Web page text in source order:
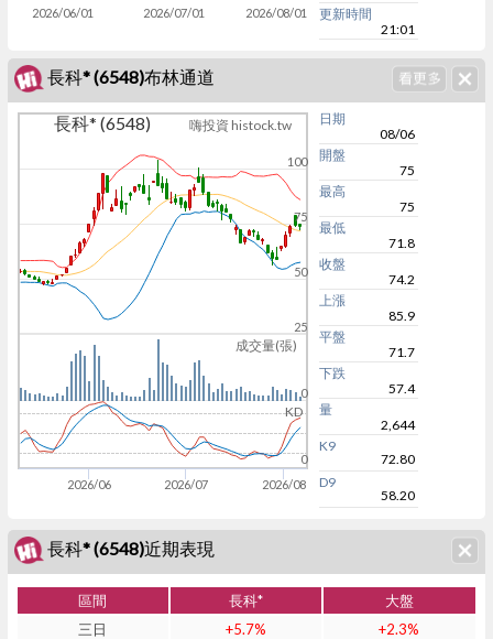
2026/06/01 2026/07/01 2026/08/01
更新時間
21:01
長科* (6548)布林通道
成交量(張)
KD
長科* (6548) 嗨投資 histock.tw
2026/06 2026/07 2026/08
25
50
75
100
0
0
日期
08/06
開盤
75
最高
75
最低
71.8
收盤
74.2
上漲
85.9
平盤
71.7
下跌
57.4
量
2,644
K9
72.80
D9
58.20
長科* (6548)近期表現
區間 長科*
大盤
三日
+5.7%
+2.3%